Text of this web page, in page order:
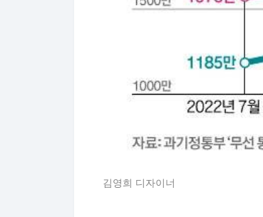
김영희 디자이너